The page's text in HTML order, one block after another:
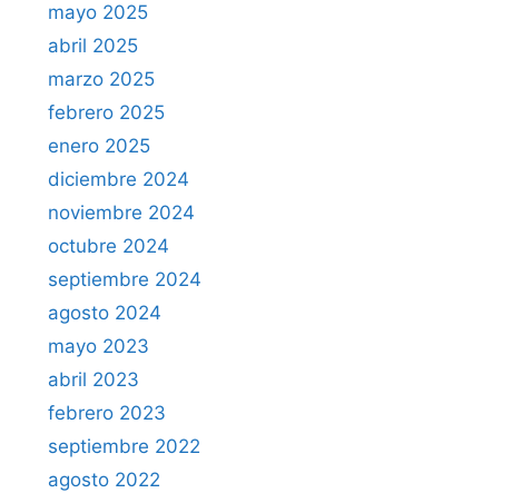
mayo 2025
abril 2025
marzo 2025
febrero 2025
enero 2025
diciembre 2024
noviembre 2024
octubre 2024
septiembre 2024
agosto 2024
mayo 2023
abril 2023
febrero 2023
septiembre 2022
agosto 2022